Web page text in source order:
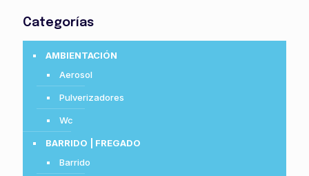
Categorías
AMBIENTACIÓN
Aerosol
Pulverizadores
Wc
BARRIDO | FREGADO
Barrido